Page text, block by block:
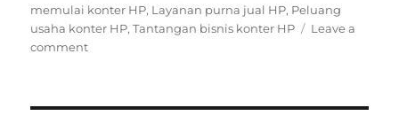
on
memulai konter HP, Layanan purna jual HP, Peluang
usaha konter HP,Tantangan bisnis konter HP
Leave a
commenton